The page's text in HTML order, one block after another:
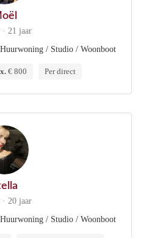
21 jaar
/ Studio / Woonboot
€ 800 Per direct
20 jaar
/ Studio / Woonboot